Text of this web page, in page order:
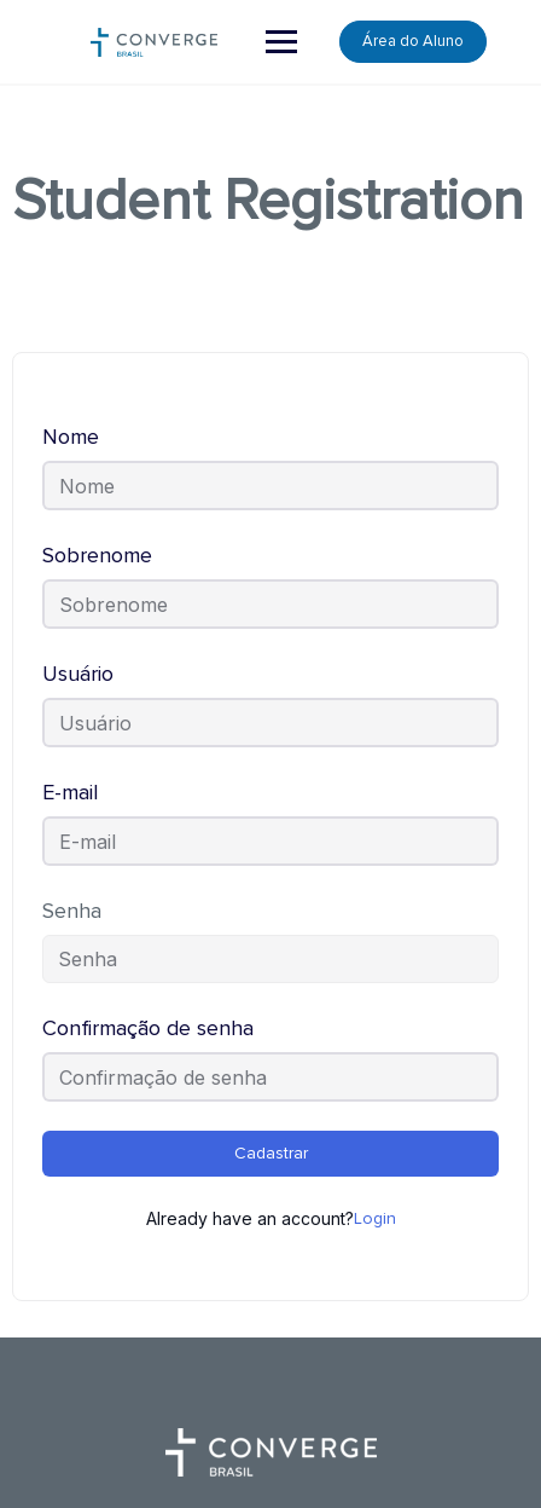
Área do Aluno
Student Registration
Nome
Sobrenome
Usuário
E-mail
Senha
Confirmação de senha
Cadastrar
Already have an account?Login